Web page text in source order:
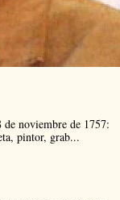
noviembre de 1757:
pintor, grab...